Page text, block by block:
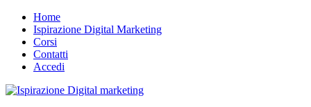
Home
Ispirazione Digital Marketing
Corsi
Contatti
Accedi